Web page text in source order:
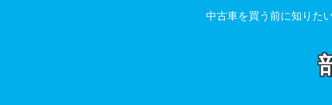
中古車を買う前に知りた